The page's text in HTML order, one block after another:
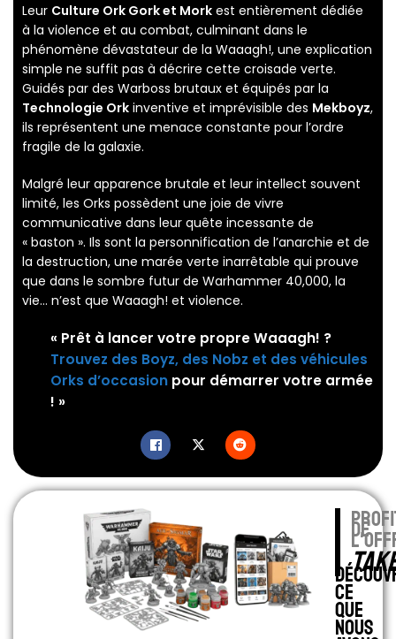
Leur Culture Ork Gork et Mork est entièrement dédiée
à la violence et au combat, culminant dans le
phénomène dévastateur de la Waaagh!, une explication
simple ne suffit pas à décrire cette croisade verte.
Guidés par des Warboss brutaux et équipés par la
Technologie Ork inventive et imprévisible des Mekboyz,
ils représentent une menace constante pour l’ordre
fragile de la galaxie.
Malgré leur apparence brutale et leur intellect souvent
limité, les Orks possèdent une joie de vivre
communicative dans leur quête incessante de
« baston ». Ils sont la personnification de l’anarchie et de
la destruction, une marée verte inarrêtable qui prouve
que dans le sombre futur de Warhammer 40,000, la
vie… n’est que Waaagh! et violence.
« Prêt à lancer votre propre Waaagh! ?
Trouvez des Boyz, des Nobz et des véhicules
Orks d’occasion pour démarrer votre armée
! »
de
ce
que
nous